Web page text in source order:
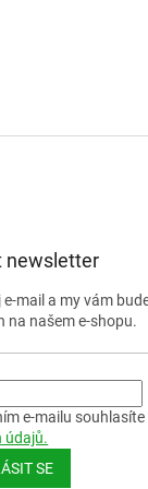
newsletter
e-mail a my vám
na našem e-shopu.
e-mailu souhlasíte
údajů.
SE